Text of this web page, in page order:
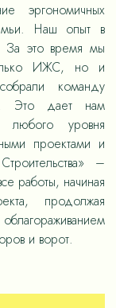
эргономичных
Наш опыт в
За это время мы
ИЖС, но и
команду
Это дает нам
любого уровня
проектами и
–
работы, начиная
продолжая
и ворот.